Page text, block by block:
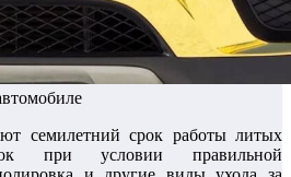
семилетний срок работы литых
при условии правильной